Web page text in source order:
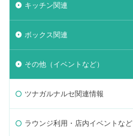
キッチン関連
ボックス関連
その他（イベントなど）
ツナガルナルセ関連情報
ラウンジ利用・店内イベントなど